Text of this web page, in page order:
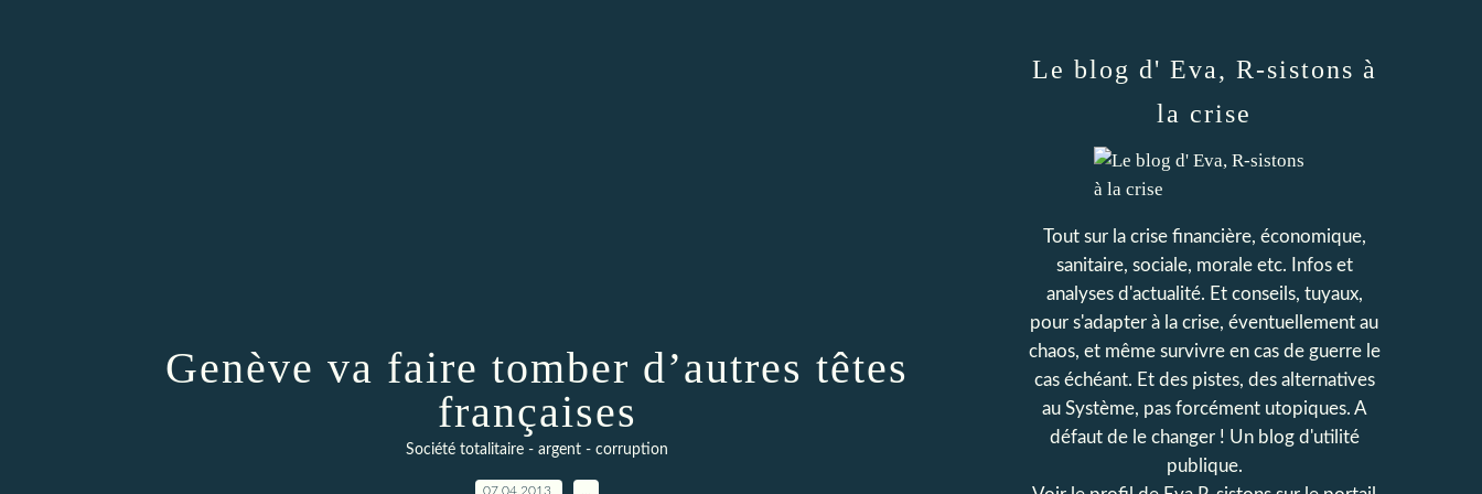
Genève va faire tomber d’autres têtes
françaises
Société totalitaire - argent - corruption
07.04.2013
Le blog d' Eva, R-sistons à
la crise
Tout sur la crise financière, économique,
sanitaire, sociale, morale etc. Infos et
analyses d'actualité. Et conseils, tuyaux,
pour s'adapter à la crise, éventuellement au
chaos, et même survivre en cas de guerre le
cas échéant. Et des pistes, des alternatives
au Système, pas forcément utopiques. A
défaut de le changer ! Un blog d'utilité
publique.